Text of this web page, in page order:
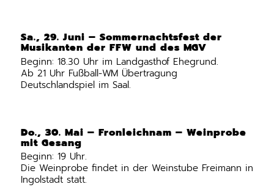
Sa., 29. Juni – Sommernachtsfest der
Musikanten der FFW und des MGV
Beginn: 18.30 Uhr im Landgasthof Ehegrund.
Ab 21 Uhr Fußball-WM Übertragung
Deutschlandspiel im Saal.
Do., 30. Mai – Fronleichnam – Weinprobe
mit Gesang
Beginn: 19 Uhr.
Die Weinprobe findet in der Weinstube Freimann in
Ingolstadt statt.